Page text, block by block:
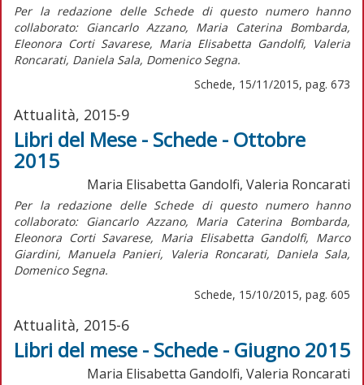
Per la redazione delle Schede di questo numero hanno
collaborato: Giancarlo Azzano, Maria Caterina Bombarda,
Eleonora Corti Savarese, Maria Elisabetta Gandolfi, Valeria
Roncarati, Daniela Sala, Domenico Segna.
Schede, 15/11/2015, pag. 673
Attualità, 2015-9
Libri del Mese - Schede - Ottobre
2015
Maria Elisabetta Gandolfi, Valeria Roncarati
Per la redazione delle Schede di questo numero hanno
collaborato: Giancarlo Azzano, Maria Caterina Bombarda,
Eleonora Corti Savarese, Maria Elisabetta Gandolfi, Marco
Giardini, Manuela Panieri, Valeria Roncarati, Daniela Sala,
Domenico Segna.
Schede, 15/10/2015, pag. 605
Attualità, 2015-6
Libri del mese - Schede - Giugno 2015
Maria Elisabetta Gandolfi, Valeria Roncarati